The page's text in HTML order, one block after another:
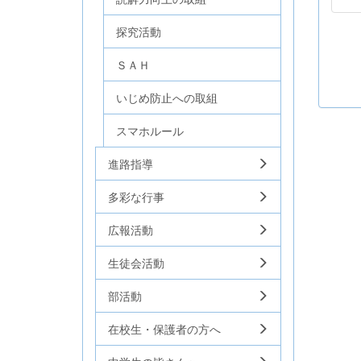
探究活動
ＳＡＨ
いじめ防止への取組
スマホルール
進路指導
多彩な行事
広報活動
生徒会活動
部活動
在校生・保護者の方へ